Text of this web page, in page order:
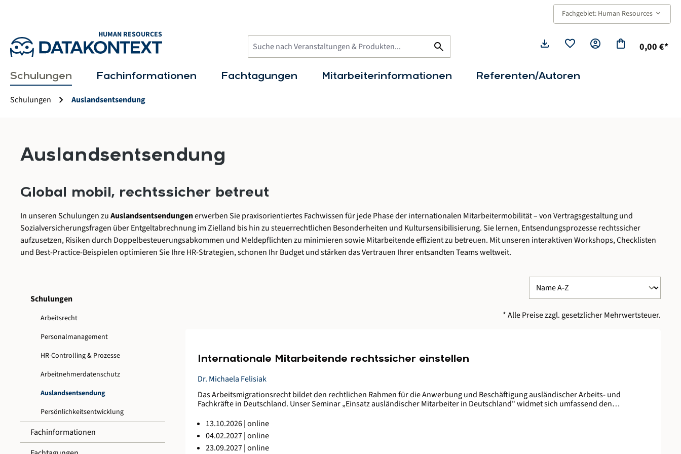
Fachgebiet: Human Resources keyboard_arrow_down
HUMAN RESOURCES
search download favorite account_circle shopping_bag 0,00 €*
Schulungen Fachinformationen Fachtagungen Mitarbeiterinformationen Referenten/Autoren
Schulungen chevron_right Auslandsentsendung
Auslandsentsendung
Global mobil, rechtssicher betreut
In unserenSchulungenzuAuslandsentsendungenerwerbenSiepraxisorientiertesFachwissenfürjedePhasederinternationalen Mitarbeitermobilität –vonVertragsgestaltungund
Sozialversicherungsfragen überEntgeltabrechnungimZielland bishinzusteuerrechtlichen Besonderheiten und Kultursensibilisierung.Sielernen,Entsendungsprozesserechtssicher
aufzusetzen,Risikendurch Doppelbesteuerungsabkommen und Meldepflichtenzu minimierensowieMitarbeitendeeffizientzu betreuen. Mitunseren interaktivenWorkshops,Checklisten
und Best-Practice-BeispielenoptimierenSieIhreHR-Strategien,schonen IhrBudgetundstärkendasVertrauen IhrerentsandtenTeamsweltweit.
Schulungen
Arbeitsrecht
Personalmanagement
HR-Controlling & Prozesse
Arbeitnehmerdatenschutz
Auslandsentsendung
Persönlichkeitsentwicklung
Fachinformationen
* Alle Preise zzgl. gesetzlicher Mehrwertsteuer.
Internationale Mitarbeitende rechtssicher einstellen
Dr. Michaela Felisiak
Das Arbeitsmigrationsrecht bildet den rechtlichen Rahmen für die Anwerbung und Beschäftigung ausländischer Arbeits- und
Fachkräfte in Deutschland. Unser Seminar „Einsatz ausländischer Mitarbeiter in Deutschland" widmet sich umfassend den
Unternehmen, die ausländische Fachkräfte beschäftigen möchten. Die systematischen Grundlagen der Fachkräfteeinwanderung Im
Fokus steht das deutsche Aufenthaltsrecht, das die Basis für die Erteilung von Aufenthaltstiteln ist. Sie erhalten einen detaillierten
Einblick in die verschiedenen Kategorien von Aufenthaltstiteln und die damit verbundenen Voraussetzungen. Außerdem erhalten Sie
ein Update bzgl. der Änderungen des Fachkräfteeinwanderungsgesetzes. Darüber hinaus erläutert Frau Dr. Felisiak die
13.10.2026 | online
04.02.2027 | online
23.09.2027 | online